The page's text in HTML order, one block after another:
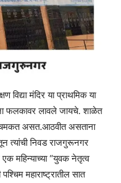
विद्या मंदिर या प्राथमिक या
फलकावर लावले जायचे. शाळेत
असत.आठवीत असताना
त्यांची निवड राजगुरूनगर
एक महिन्याच्या “युवक नेतृत्व
पश्चिम महाराष्ट्रातील सात